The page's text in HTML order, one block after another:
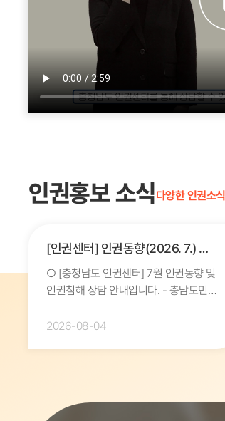
인권홍보 소식다양한 인권소식
[인권센터] 인권동향(2026. 7.) 및 인권침해 상담 안내
○ [충청남도 인권센터] 7월 인권동향 및
인권침해 상담 안내입니다. - 충남도민의
진심으로 감사드립니다. - 인권센터는
2026-08-04